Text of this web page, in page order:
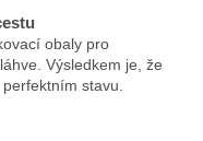
obaly pro
Výsledkem je, že
stavu.